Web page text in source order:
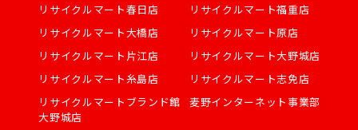
リサイクルマート春日店
リサイクルマート福重店
リサイクルマート大橋店
リサイクルマート原店
リサイクルマート片江店
リサイクルマート大野城店
リサイクルマート糸島店
リサイクルマート志免店
リサイクルマートブランド館
大野城店
麦野インターネット事業部